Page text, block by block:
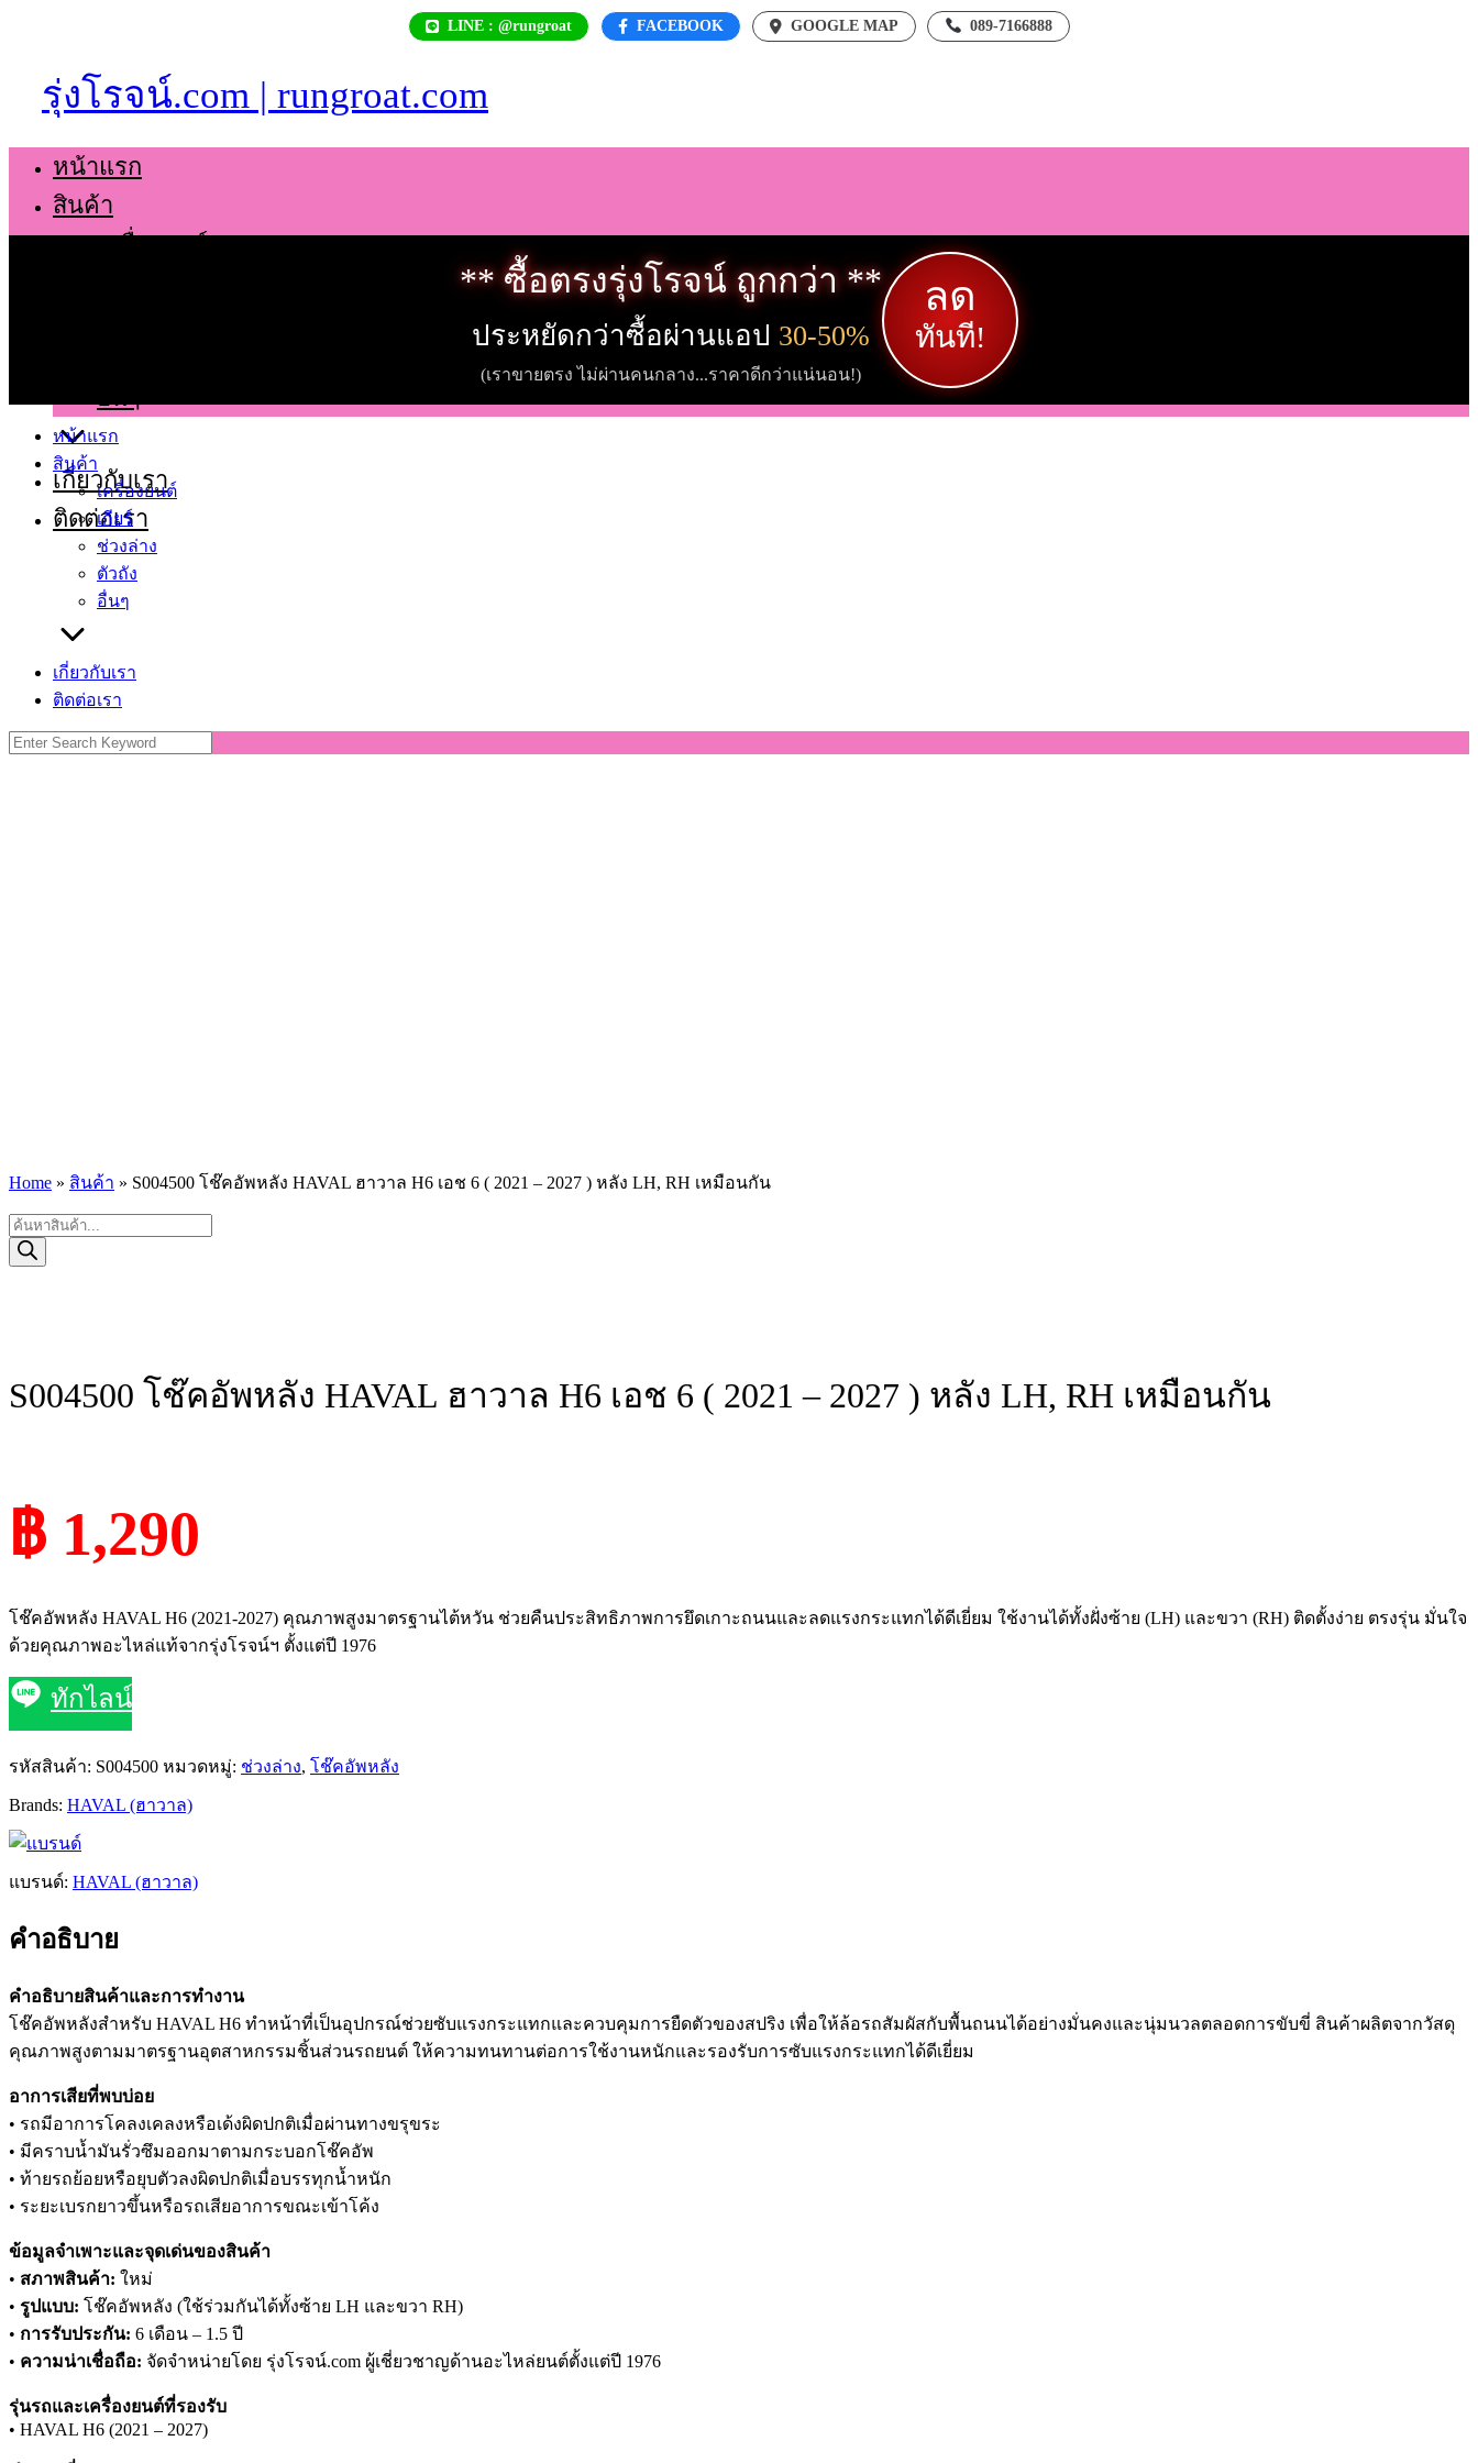
LINE : @rungroat FACEBOOK GOOGLE MAP 089-7166888
รุ่งโรจน์.com | rungroat.com
หน้าแรก
สินค้า
เครื่องยนต์
อื่นๆ
เกี่ยวกับเรา
ติดต่อเรา
** ซื้อตรงรุ่งโรจน์ ถูกกว่า **
ประหยัดกว่าซื้อผ่านแอป 30-50%
(เราขายตรง ไม่ผ่านคนกลาง...ราคาดีกว่าแน่นอน!)
ลด
ทันที!
หน้าแรก
สินค้า
เครื่องยนต์
เกียร์
ช่วงล่าง
ตัวถัง
อื่นๆ
เกี่ยวกับเรา
ติดต่อเรา
Search
for:
Home » สินค้า » S004500 โช๊คอัพหลัง HAVAL ฮาวาล H6 เอช 6 ( 2021 – 2027 ) หลัง LH, RH เหมือนกัน
Products
search
S004500 โช๊คอัพหลัง HAVAL ฮาวาล H6 เอช 6 ( 2021 – 2027 ) หลัง LH, RH เหมือนกัน
฿ 1,290
โช๊คอัพหลัง HAVAL H6 (2021-2027) คุณภาพสูงมาตรฐานไต้หวัน ช่วยคืนประสิทธิภาพการยึดเกาะถนนและลดแรงกระแทกได้ดีเยี่ยม ใช้งานได้ทั้งฝั่งซ้าย (LH) และขวา (RH) ติดตั้งง่าย ตรงรุ่น มั่นใจ
ด้วยคุณภาพอะไหล่แท้จากรุ่งโรจน์ฯ ตั้งแต่ปี 1976
ทักไลน์
รหัสสินค้า: S004500 หมวดหมู่: ช่วงล่าง, โช๊คอัพหลัง
Brands: HAVAL (ฮาวาล)
แบรนด์: HAVAL (ฮาวาล)
คำอธิบาย
คำอธิบายสินค้าและการทำงาน
โช๊คอัพหลังสำหรับ HAVAL H6 ทำหน้าที่เป็นอุปกรณ์ช่วยซับแรงกระแทกและควบคุมการยืดตัวของสปริง เพื่อให้ล้อรถสัมผัสกับพื้นถนนได้อย่างมั่นคงและนุ่มนวลตลอดการขับขี่ สินค้าผลิตจากวัสดุ
คุณภาพสูงตามมาตรฐานอุตสาหกรรมชิ้นส่วนรถยนต์ ให้ความทนทานต่อการใช้งานหนักและรองรับการซับแรงกระแทกได้ดีเยี่ยม
อาการเสียที่พบบ่อย
• รถมีอาการโคลงเคลงหรือเด้งผิดปกติเมื่อผ่านทางขรุขระ
• มีคราบน้ำมันรั่วซึมออกมาตามกระบอกโช๊คอัพ
• ท้ายรถย้อยหรือยุบตัวลงผิดปกติเมื่อบรรทุกน้ำหนัก
• ระยะเบรกยาวขึ้นหรือรถเสียอาการขณะเข้าโค้ง
ข้อมูลจำเพาะและจุดเด่นของสินค้า
• สภาพสินค้า: ใหม่
• รูปแบบ: โช๊คอัพหลัง (ใช้ร่วมกันได้ทั้งซ้าย LH และขวา RH)
• การรับประกัน: 6 เดือน – 1.5 ปี
• ความน่าเชื่อถือ: จัดจำหน่ายโดย รุ่งโรจน์.com ผู้เชี่ยวชาญด้านอะไหล่ยนต์ตั้งแต่ปี 1976
รุ่นรถและเครื่องยนต์ที่รองรับ
• HAVAL H6 (2021 – 2027)